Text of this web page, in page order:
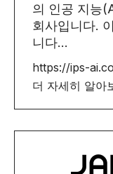
의 인공 지능
회사입니다.
니다...
https://ips-
더 자세히 알아